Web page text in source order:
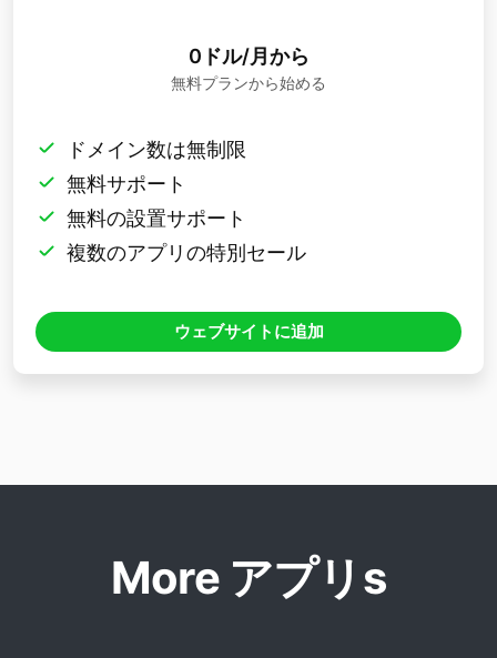
0ドル/月から
無料プランから始める
ドメイン数は無制限
無料サポート
無料の設置サポート
複数のアプリの特別セール
ウェブサイトに追加
More アプリs